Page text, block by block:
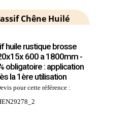
Chêne Huilé
huile rustique brosse
600 a 1800mm -
obligatoire : application
la 1ère utilisation
pour cette référence :